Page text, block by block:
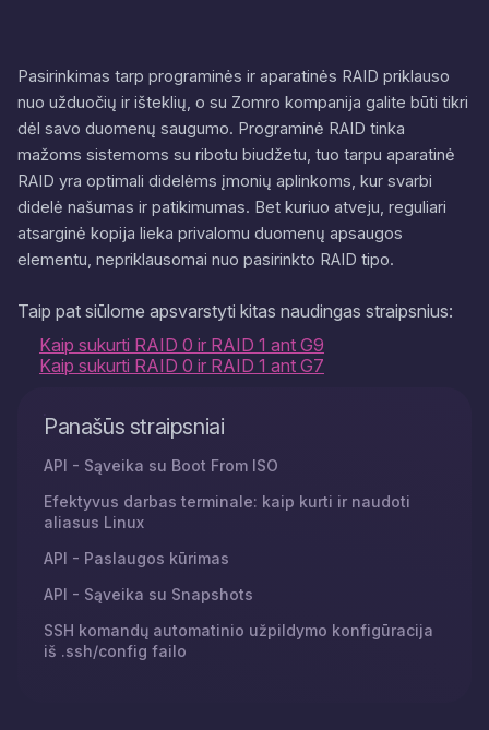
Pasirinkimas tarp programinės ir aparatinės RAID priklauso
nuo užduočių ir išteklių, o su Zomro kompanija galite būti tikri
dėl savo duomenų saugumo. Programinė RAID tinka
mažoms sistemoms su ribotu biudžetu, tuo tarpu aparatinė
RAID yra optimali didelėms įmonių aplinkoms, kur svarbi
didelė našumas ir patikimumas. Bet kuriuo atveju, reguliari
atsarginė kopija lieka privalomu duomenų apsaugos
elementu, nepriklausomai nuo pasirinkto RAID tipo.
Taip pat siūlome apsvarstyti kitas naudingas straipsnius:
Kaip sukurti RAID 0 ir RAID 1 ant G9
Kaip sukurti RAID 0 ir RAID 1 ant G7
Panašūs straipsniai
API - Sąveika su Boot From ISO
Efektyvus darbas terminale: kaip kurti ir naudoti
aliasus Linux
API - Paslaugos kūrimas
API - Sąveika su Snapshots
SSH komandų automatinio užpildymo konfigūracija
iš .ssh/config failo